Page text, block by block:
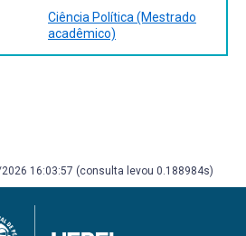
Ciência Política (Mestrado
acadêmico)
16:03:57 (consulta levou 0.188984s)